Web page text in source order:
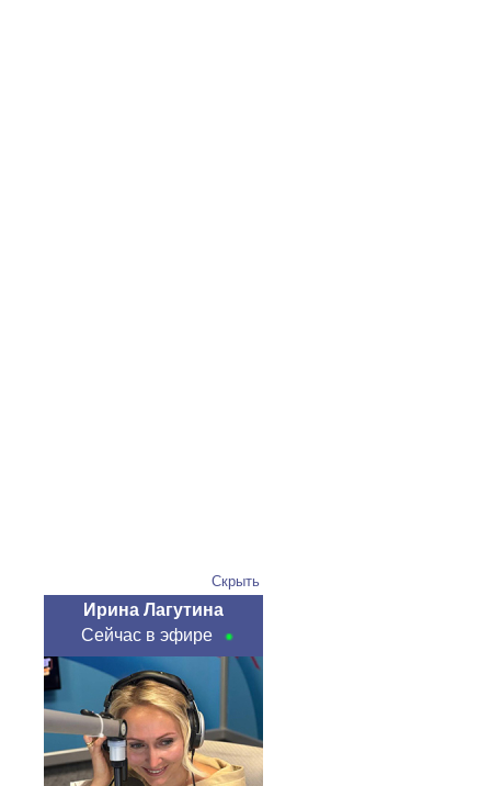
Скрыть
Ирина Лагутина
Сейчас в эфире